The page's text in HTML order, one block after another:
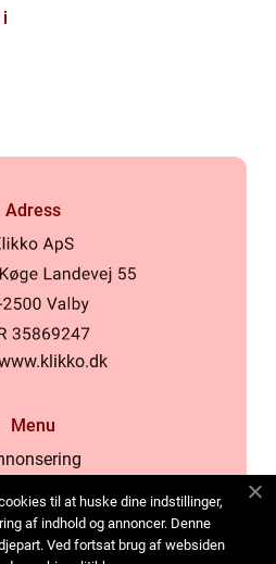
Adress
Menu
Cookies
oss
til at huske dine indstillinger,
af indhold og annoncer. Denne
Ved fortsat brug af websiden